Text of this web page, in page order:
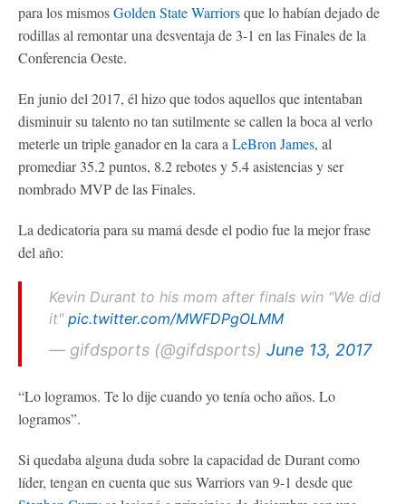
para los mismosGolden State Warriorsque lo habían dejado de
rodillas al remontar una desventaja de 3-1 en las Finales de la
Conferencia Oeste.
En junio del 2017, él hizo que todos aquellos que intentaban
disminuir su talento no tan sutilmente se callen la boca al verlo
meterle un triple ganador en la cara a LeBron James, al
promediar 35.2 puntos, 8.2 rebotes y 5.4 asistencias y ser
nombrado MVP de las Finales.
La dedicatoria para su mamá desde el podio fue la mejor frase
del año:
Kevin Durant to his mom after finals win "We did
it" pic.twitter.com/MWFDPgOLMM
— gifdsports (@gifdsports) June 13, 2017
“Lo logramos. Te lo dije cuando yo tenía ocho años. Lo
logramos”.
Si quedaba alguna duda sobre la capacidad de Durant como
líder, tengan en cuenta que sus Warriors van 9-1 desde que